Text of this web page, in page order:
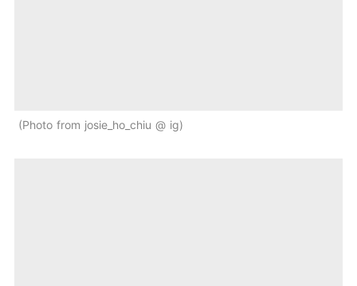
Photo from josie_ho_chiu @ ig